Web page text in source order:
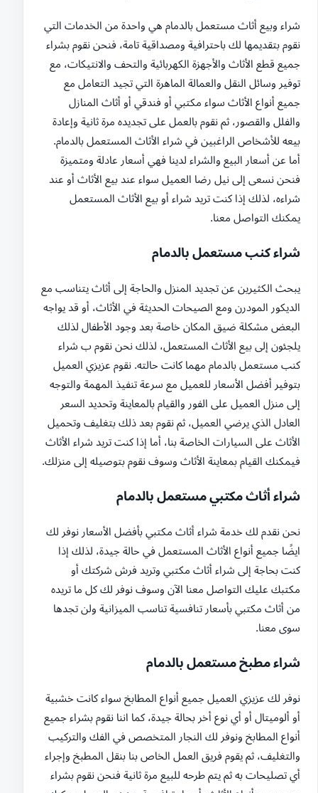
شراء وبيع أثاث مستعمل بالدمام هي واحدة من الخدمات التي
نقوم بتقديمها لك باحترافية ومصداقية تامة، فنحن نقوم بشراء
جميع قطع الأثاث والأجهزة الكهربائية والتحف والانتيكات، مع
توفير وسائل النقل والعمالة الماهرة التي تجيد التعامل مع
جميع أنواع الأثاث سواء مكتبي أو فندقي أو أثاث المنازل
والفلل والقصور، ثم نقوم بالعمل على تجديده مرة ثانية وإعادة
بيعه للأشخاص الراغبين في شراء الأثاث المستعمل بالدمام.
أما عن أسعار البيع والشراء لدينا فهي أسعار عادلة ومتميزة
فنحن نسعى إلى نيل رضا العميل سواء عند بيع الأثاث أو عند
شراءه، لذلك إذا كنت تريد شراء أو بيع الأثاث المستعمل
يمكنك التواصل معنا.
شراء كنب مستعمل بالدمام
يبحث الكثيرين عن تجديد المنزل والحاجة إلى أثاث يتناسب مع
الديكور المودرن ومع الصيحات الحديثة في الأثاث، أو قد يواجه
البعض مشكلة ضيق المكان خاصة بعد وجود الأطفال لذلك
يلجئون إلى بيع الأثاث المستعمل، لذلك نحن نقوم ب شراء
كنب مستعمل بالدمام مهما كانت حالته. نقوم عزيزي العميل
بتوفير أفضل الأسعار للعميل مع سرعة تنفيذ المهمة والتوجه
إلى منزل العميل على الفور والقيام بالمعاينة وتحديد السعر
العادل الذي يرضي العميل، ثم نقوم بعد ذلك بتغليف وتحميل
الأثاث على السيارات الخاصة بنا، أما إذا كنت تريد شراء الأثاث
فيمكنك القيام بمعاينة الأثاث وسوف نقوم بتوصيله إلى منزلك.
شراء أثاث مكتبي مستعمل بالدمام
نحن نقدم لك خدمة شراء أثاث مكتبي بأفضل الأسعار نوفر لك
ايضًا جميع أنواع الأثاث المستعمل في حالة جيدة، لذلك إذا
كنت بحاجة إلى شراء أثاث مكتبي وتريد فرش شركتك أو
مكتبك عليك التواصل معنا الآن وسوف نوفر لك كل ما تريده
من أثاث مكتبي بأسعار تنافسية تناسب الميزانية ولن تجدها
سوى معنا.
شراء مطبخ مستعمل بالدمام
نوفر لك عزيزي العميل جميع أنواع المطابخ سواء كانت خشبية
أو ألوميتال أو أي نوع أخر بحالة جيدة، كما اننا نقوم بشراء جميع
أنواع المطابخ ونوفر لك النجار المتخصص في الفك والتركيب
والتغليف، ثم يقوم فريق العمل الخاص بنا بنقل المطبخ وإجراء
أي تصليحات به ثم يتم طرحه للبيع مرة ثانية فنحن نقوم بشراء